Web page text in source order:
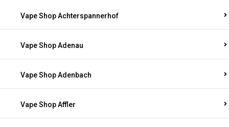
Vape Shop Achterspannerhof
Vape Shop Adenau
Vape Shop Adenbach
Vape Shop Affler